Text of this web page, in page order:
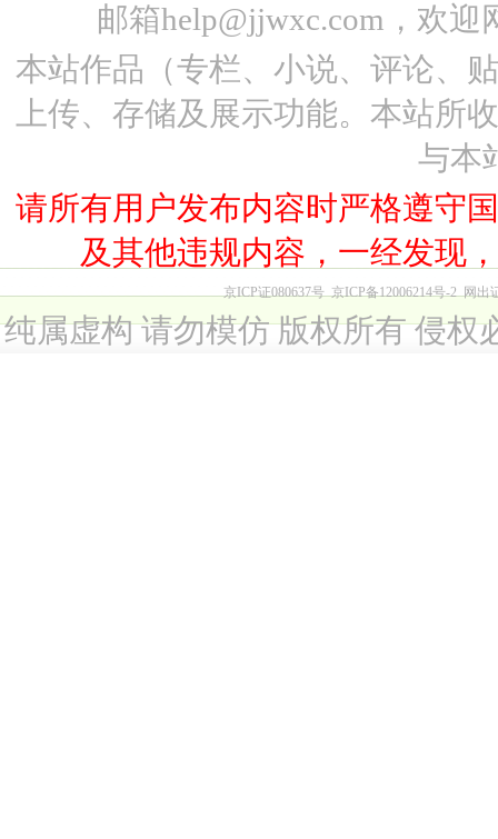
邮箱help@jjwxc.com，欢
本站作品（专栏、小说、评论、
上传、存储及展示功能。本站所
与本
请所有用户发布内容时严格遵守
及其他违规内容，一经发现
京ICP证080637号 京ICP备12006214号-2 网出
纯属虚构 请勿模仿 版权所有 侵权